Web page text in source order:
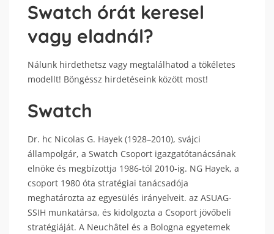
Swatch órát keresel
vagy eladnál?
Nálunk hirdethetsz vagy megtalálhatod a tökéletes
modellt! Böngéssz hirdetéseink között most!
Swatch
Dr. hc Nicolas G. Hayek (1928–2010), svájci
állampolgár, a Swatch Csoport igazgatótanácsának
elnöke és megbízottja 1986-tól 2010-ig. NG Hayek, a
csoport 1980 óta stratégiai tanácsadója
meghatározta az egyesülés irányelveit. az ASUAG-
SSIH munkatársa, és kidolgozta a Csoport jövőbeli
stratégiáját. A Neuchâtel és a Bologna egyetemek